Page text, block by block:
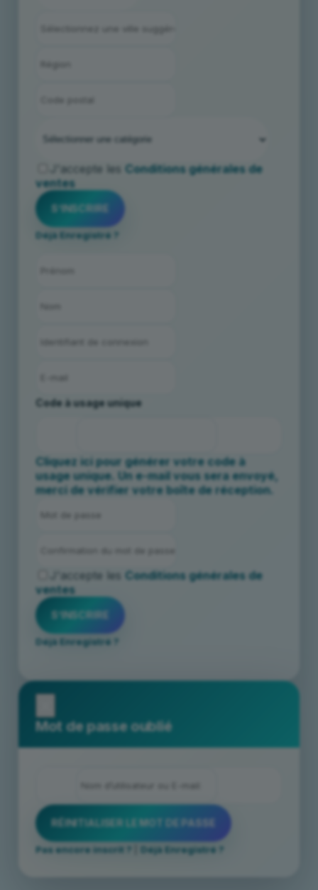
J'accepte les Conditions générales de
ventes
Déjà Enregistré ?
Code à usage unique
Cliquez ici pour générer votre code à
usage unique. Un e-mail vous sera envoyé,
merci de vérifier votre boîte de réception.
J'accepte les Conditions générales de
ventes
Déjà Enregistré ?
Mot de passe oublié
Pas encore inscrit ? Déjà Enregistré ?